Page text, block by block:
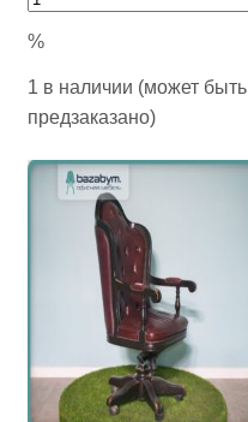
%
1 в наличии (может быть
предзаказано)